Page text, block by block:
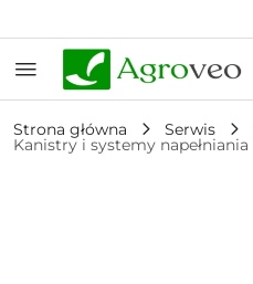
Strona główna Serwis
Kanistry i systemy napełniania